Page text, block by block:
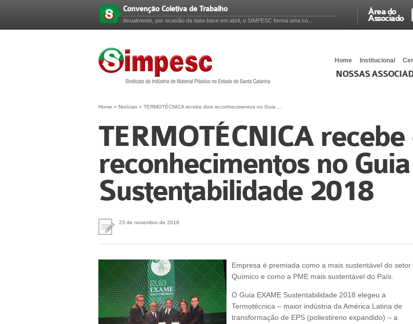
Área do
Associado
Convenção Coletiva de Trabalho
Anualmente, por ocasião da data-base em abril, o SIMPESC forma uma co...
Home Institucional
NOSSAS
Home » Notícias » TERMOTÉCNICA recebe dois reconhecimentos no Guia ...
TERMOTÉCNICA recebe
reconhecimentos no
Sustentabilidade 2018
23 de novembro de 2018
Empresa é premiada como a mais sustentável do setor
Químico e como a PME mais sustentável do País.
O Guia EXAME Sustentabilidade 2018 elegeu a
Termotécnica – maior indústria da América Latina de
transformação de EPS (poliestireno expandido) – a